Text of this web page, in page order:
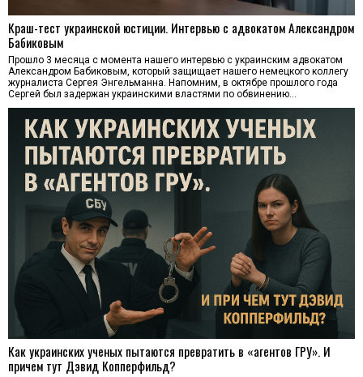
Краш-тест украинской юстиции. Интервью с адвокатом Александром
Бабиковым
Прошло 3 месяца с момента нашего интервью с украинским адвокатом
Александром Бабиковым, который защищает нашего немецкого коллегу
журналиста Сергея Энгельманна. Напомним, в октябре прошлого года
Сергей был задержан украинскими властями по обвинению…
Как украинских ученых пытаются превратить в «агентов ГРУ». И
причем тут Дэвид Копперфильд?